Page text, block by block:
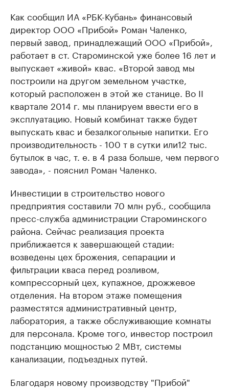
Как сообщил ИА «РБК-Кубань» финансовый
директор ООО «Прибой» Роман Чаленко,
первый завод, принадлежащий ООО «Прибой»,
работает в ст. Староминской уже более 16 лет и
выпускает «живой» квас. «Второй завод мы
построили на другом земельном участке,
который расположен в этой же станице. Во II
квартале 2014 г. мы планируем ввести его в
эксплуатацию. Новый комбинат также будет
выпускать квас и безалкогольные напитки. Его
производительность - 100 т в сутки или12 тыс.
бутылок в час, т. е. в 4 раза больше, чем первого
завода», - пояснил Роман Чаленко.
Инвестиции в строительство нового
предприятия составили 70 млн руб., сообщила
пресс-служба администрации Староминского
района. Сейчас реализация проекта
приближается к завершающей стадии:
возведены цех брожения, сепарации и
фильтрации кваса перед розливом,
компрессорный цех, купажное, дрожжевое
отделения. На втором этаже помещения
разместятся административный центр,
лаборатория, а также обслуживающие комнаты
для персонала. Кроме того, инвестор построил
подстанцию мощностью 2 МВт, системы
канализации, подъездных путей.
Благодаря новому производству "Прибой"